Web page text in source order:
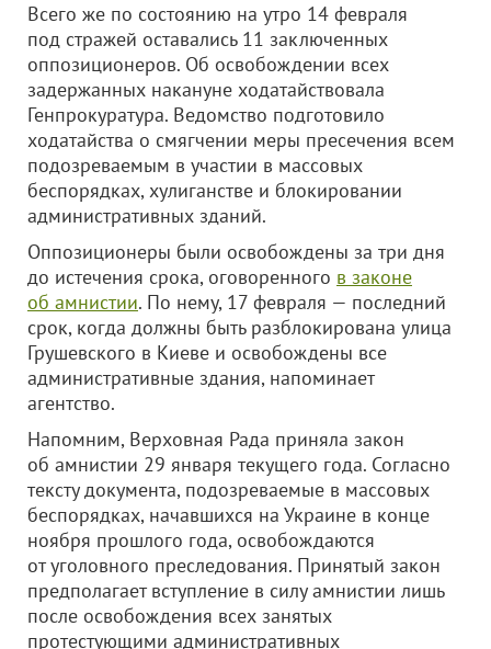
Всего же по состоянию на утро 14 февраля
под стражей оставались 11 заключенных
оппозиционеров. Об освобождении всех
задержанных накануне ходатайствовала
Генпрокуратура. Ведомство подготовило
ходатайства о смягчении меры пресечения всем
подозреваемым в участии в массовых
беспорядках, хулиганстве и блокировании
административных зданий.
Оппозиционеры были освобождены за три дня
до истечения срока, оговоренного в законе
об амнистии. По нему, 17 февраля — последний
срок, когда должны быть разблокирована улица
Грушевского в Киеве и освобождены все
административные здания, напоминает
агентство.
Напомним, Верховная Рада приняла закон
об амнистии 29 января текущего года. Согласно
тексту документа, подозреваемые в массовых
беспорядках, начавшихся на Украине в конце
ноября прошлого года, освобождаются
от уголовного преследования. Принятый закон
предполагает вступление в силу амнистии лишь
после освобождения всех занятых
протестующими административных